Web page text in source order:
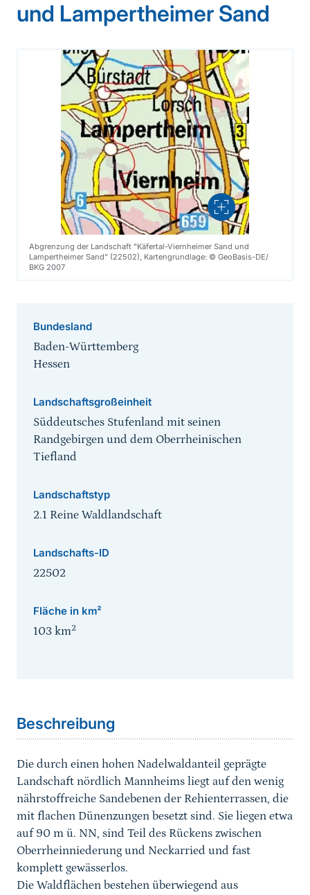
und Lampertheimer Sand
Vergrößern
Abgrenzung der Landschaft "Käfertal-Viernheimer Sand und
Lampertheimer Sand" (22502), Kartengrundlage: © GeoBasis-DE/
BKG 2007
Bundesland
Baden-Württemberg
Hessen
Landschaftsgroßeinheit
Süddeutsches Stufenland mit seinen
Randgebirgen und dem Oberrheinischen
Tiefland
Landschaftstyp
2.1 Reine Waldlandschaft
Landschafts-ID
22502
Fläche in km²
103 km2
Beschreibung
Die durch einen hohen Nadelwaldanteil geprägte
Landschaft nördlich Mannheims liegt auf den wenig
nährstoffreiche Sandebenen der Rehienterrassen, die
mit flachen Dünenzungen besetzt sind. Sie liegen etwa
auf 90 m ü. NN, sind Teil des Rückens zwischen
Oberrheinniederung und Neckarried und fast
komplett gewässerlos.
Die Waldflächen bestehen überwiegend aus